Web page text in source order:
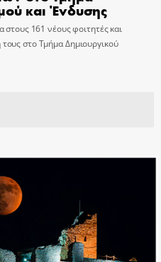
και Ένδυσης
στους 161 νέους φοιτητές και
στο Τμήμα Δημιουργικού